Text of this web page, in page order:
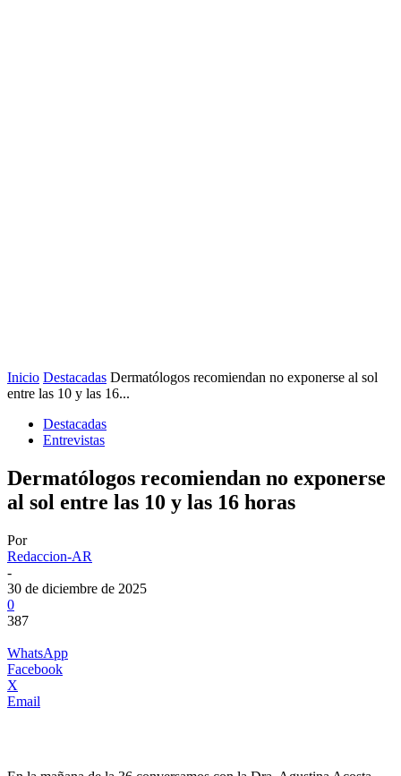
Inicio Destacadas Dermatólogos recomiendan no exponerse al sol
entre las 10 y las 16...
Destacadas
Entrevistas
Dermatólogos recomiendan no exponerse
al sol entre las 10 y las 16 horas
Por
Redaccion-AR
-
30 de diciembre de 2025
0
387
WhatsApp
Facebook
X
Email